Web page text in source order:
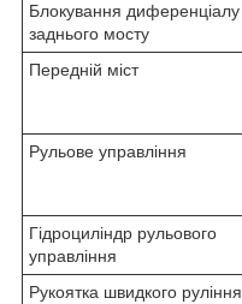
Блокування диференціалу
заднього мосту
Передній міст
Рульове управління
Гідроциліндр рульового
управління
Рукоятка швидкого руління